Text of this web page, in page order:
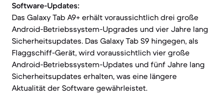
Software-Updates:
Das Galaxy Tab A9+ erhält voraussichtlich drei große
Android-Betriebssystem-Upgrades und vier Jahre lang
Sicherheitsupdates. Das Galaxy Tab S9 hingegen, als
Flaggschiff-Gerät, wird voraussichtlich vier große
Android-Betriebssystem-Updates und fünf Jahre lang
Sicherheitsupdates erhalten, was eine längere
Aktualität der Software gewährleistet.